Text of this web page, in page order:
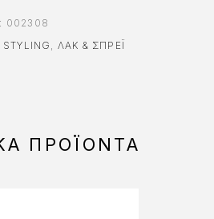
002308
STYLING ΛΑΚ & ΣΠΡΈΙ
ΠΡΟΪΌΝΤΑ